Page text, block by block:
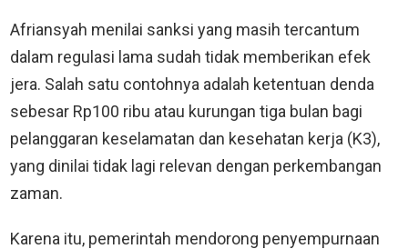
Afriansyah menilai sanksi yang masih tercantum
dalam regulasi lama sudah tidak memberikan efek
jera. Salah satu contohnya adalah ketentuan denda
sebesar Rp100 ribu atau kurungan tiga bulan bagi
pelanggaran keselamatan dan kesehatan kerja (K3),
yang dinilai tidak lagi relevan dengan perkembangan
zaman.
Karena itu, pemerintah mendorong penyempurnaan